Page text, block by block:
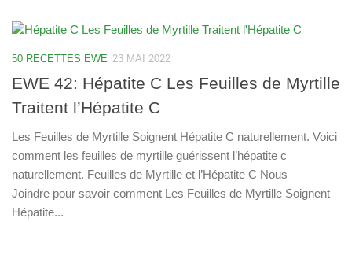
50 RECETTES EWE 23 MAI 2022
EWE 42: Hépatite C Les Feuilles de Myrtille
Traitent l’Hépatite C
Les Feuilles de Myrtille Soignent Hépatite C naturellement. Voici
comment les feuilles de myrtille guérissent l’hépatite c
naturellement. Feuilles de Myrtille et l’Hépatite C Nous
Joindre pour savoir comment Les Feuilles de Myrtille Soignent
Hépatite...